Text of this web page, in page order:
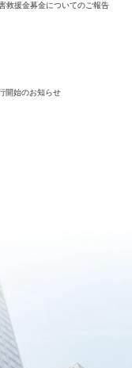
救援金募金についてのご報告
開始のお知らせ